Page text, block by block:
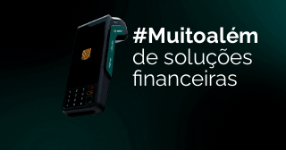
#Muitoalém
de soluções
financeiras